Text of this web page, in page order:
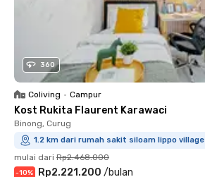
360
Coliving • Campur
Kost Rukita Flaurent Karawaci
Binong, Curug
1.2 km dari rumah sakit siloam lippo village
mulai dari Rp2.468.000
-10% Rp2.221.200 /bulan